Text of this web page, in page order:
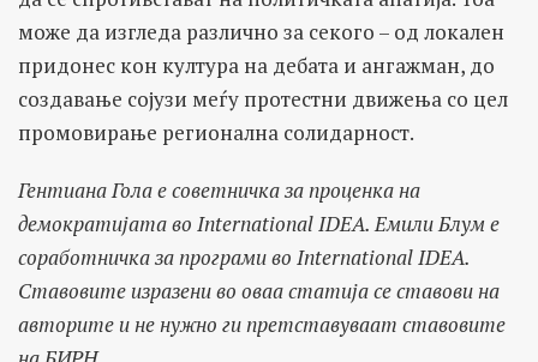
може да изгледа различно за секого – од локален
придонес кон култура на дебата и ангажман, до
создавање сојузи меѓу протестни движења со цел
промовирање регионална солидарност.
Гентиана Гола е советничка за проценка на
демократијата во International IDEA. Емили Блум е
соработничка за програми во International IDEA.
Ставовите изразени во оваа статија се ставови на
авторите и не нужно ги претставуваат ставовите